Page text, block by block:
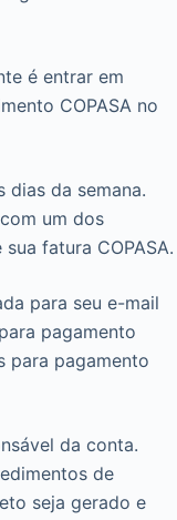
é entrar em
COPASA no
da semana.
um dos
fatura COPASA.
para seu e-mail
pagamento
para pagamento
da conta.
de
seja gerado e